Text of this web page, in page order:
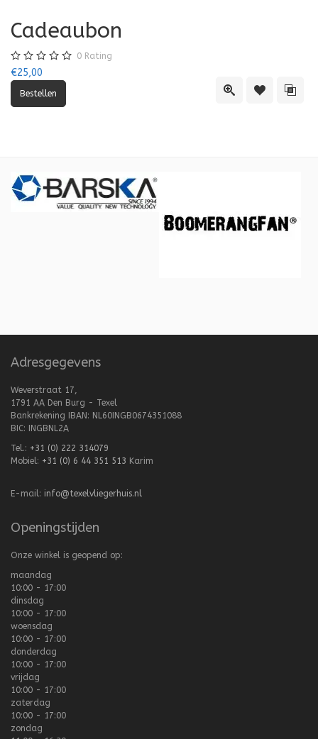
Quick ViewToevoegen
Cadeaubon
0 Rating
€25,00
Adresgegevens
Weverstraat 17,
1791 AA Den Burg - Texel
Bankrekening IBAN: NL60INGB0674351088
BIC: INGBNL2A
Tel.: +31 (0) 222 314079
Mobiel: +31 (0) 6 44 351 513 Karim
E-mail: info@texelvliegerhuis.nl
Openingstijden
Onze winkel is geopend op:
maandag
10:00 - 17:00
dinsdag
10:00 - 17:00
woensdag
10:00 - 17:00
donderdag
10:00 - 17:00
vrijdag
10:00 - 17:00
zaterdag
10:00 - 17:00
zondag